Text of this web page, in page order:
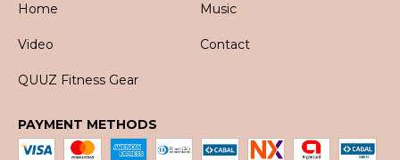
Home
Music
Video Contact
QUUZ Fitness Gear
PAYMENT METHODS